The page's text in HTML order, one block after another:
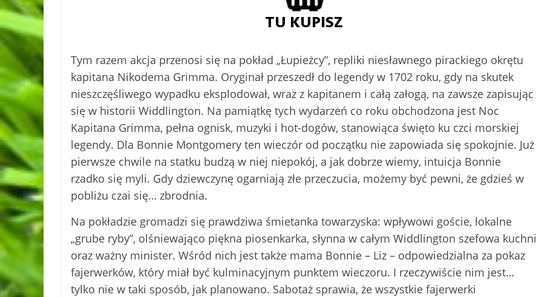
Tym razem akcja przenosi się na pokład „Łupieżcy”, repliki niesławnego pirackiego okrętu
kapitana Nikodema Grimma. Oryginał przeszedł do legendy w 1702 roku, gdy na skutek
nieszczęśliwego wypadku eksplodował, wraz z kapitanem i całą załogą, na zawsze zapisując
się w historii Widdlington. Na pamiątkę tych wydarzeń co roku obchodzona jest Noc
Kapitana Grimma, pełna ognisk, muzyki i hot-dogów, stanowiąca święto ku czci morskiej
legendy. Dla Bonnie Montgomery ten wieczór od początku nie zapowiada się spokojnie. Już
pierwsze chwile na statku budzą w niej niepokój, a jak dobrze wiemy, intuicja Bonnie
rzadko się myli. Gdy dziewczynę ogarniają złe przeczucia, możemy być pewni, że gdzieś w
pobliżu czai się… zbrodnia.
Na pokładzie gromadzi się prawdziwa śmietanka towarzyska: wpływowi goście, lokalne
„grube ryby”, olśniewająco piękna piosenkarka, słynna w całym Widdlington szefowa kuchni
oraz ważny minister. Wśród nich jest także mama Bonnie – Liz – odpowiedzialna za pokaz
fajerwerków, który miał być kulminacyjnym punktem wieczoru. I rzeczywiście nim jest…
tylko nie w taki sposób, jak planowano. Sabotaż sprawia, że wszystkie fajerwerki